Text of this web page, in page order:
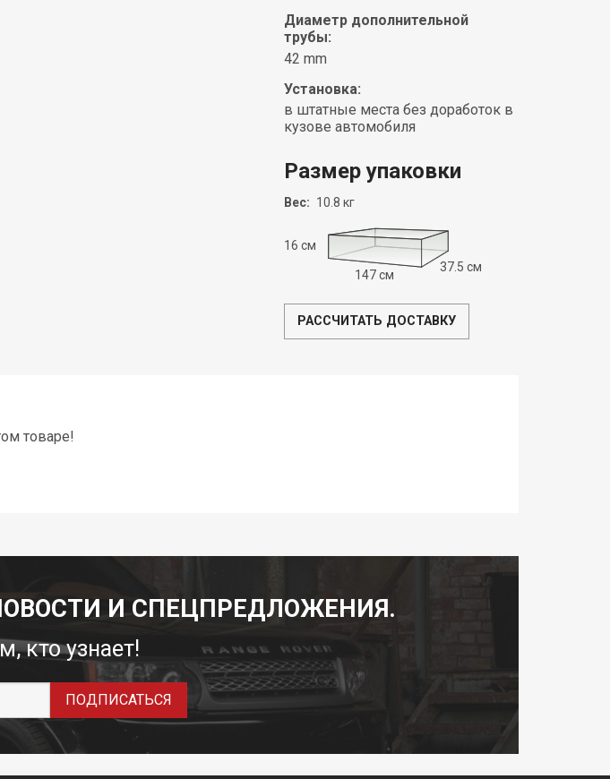
Диаметр дополнительной
трубы:
42 mm
Установка:
в штатные места без доработок в
кузове автомобиля
Размер упаковки
Вес: 10.8 кг
16 см
147 см
37.5 см
РАССЧИТАТЬ ДОСТАВКУ
товаре!
И СПЕЦПРЕДЛОЖЕНИЯ.
кто узнает!